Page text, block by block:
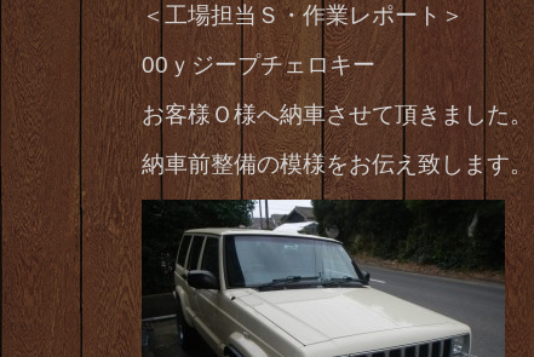
＜工場担当Ｓ・作業レポート＞
00ｙジープチェロキー
お客様Ｏ様へ納車させて頂きました。
納車前整備の模様をお伝え致します。